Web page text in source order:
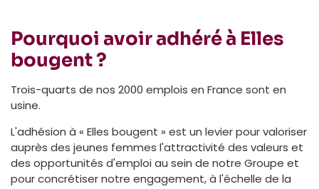
Pourquoi avoir adhéré à Elles
bougent ?
Trois-quarts de nos 2000 emplois en France sont en
usine.
L'adhésion à « Elles bougent » est un levier pour valoriser
auprès des jeunes femmes l'attractivité des valeurs et
des opportunités d'emploi au sein de notre Groupe et
pour concrétiser notre engagement, à l'échelle de la